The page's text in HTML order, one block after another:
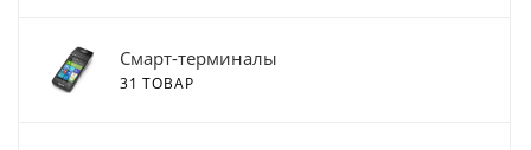
Смарт-терминалы
31 ТОВАР